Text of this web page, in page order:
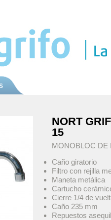
NORT
15
MONOBLOC DE
Caño giratorio
Filtro con rejilla
Maneta metálica
Cartucho
Cierre 1/4 de
Caño 235 mm
Repuestos